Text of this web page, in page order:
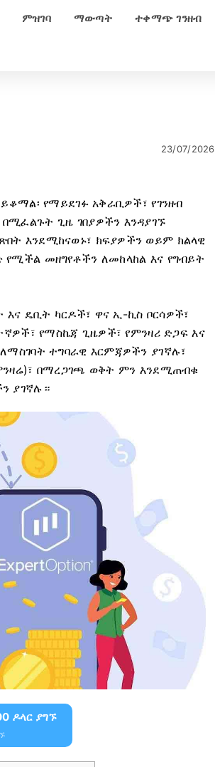
ምዝገባ ማውጣት ተቀማጭ ገንዘብ
23/07/2026
የማይደገፉ አቅራቢዎች፣ የገንዘብ
ጊዜ ገበያዎችን እንዳያገኙ
እንደሚከናወኑ፣ ክፍያዎችን ወይም ክልላዊ
መዘግየቶችን ለመከላከል እና የግብይት
ዴቢት ካርዶች፣ ዋና ኢ-ኪስ ቦርሳዎች፣
የማስኬጃ ጊዜዎች፣ የምንዛሪ ድጋፍ እና
ተግባራዊ እርምጃዎችን ያገኛሉ፣
በማረጋገጫ ወቅት ምን እንደሚጠብቁ
ያገኛሉ።
ዶላር ያግኙ